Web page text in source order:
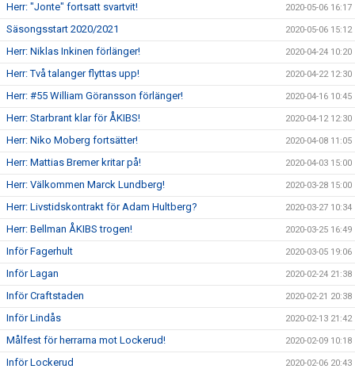
Herr: "Jonte" fortsatt svartvit! 2020-05-06 16:17
Säsongsstart 2020/2021 2020-05-06 15:12
Herr: Niklas Inkinen förlänger! 2020-04-24 10:20
Herr: Två talanger flyttas upp! 2020-04-22 12:30
Herr: #55 William Göransson förlänger! 2020-04-16 10:45
Herr: Starbrant klar för ÅKIBS! 2020-04-12 12:30
Herr: Niko Moberg fortsätter! 2020-04-08 11:05
Herr: Mattias Bremer kritar på! 2020-04-03 15:00
Herr: Välkommen Marck Lundberg! 2020-03-28 15:00
Herr: Livstidskontrakt för Adam Hultberg? 2020-03-27 10:34
Herr: Bellman ÅKIBS trogen! 2020-03-25 16:49
Inför Fagerhult 2020-03-05 19:06
Inför Lagan 2020-02-24 21:38
Inför Craftstaden 2020-02-21 20:38
Inför Lindås 2020-02-13 21:42
Målfest för herrarna mot Lockerud! 2020-02-09 10:18
Inför Lockerud 2020-02-06 20:43